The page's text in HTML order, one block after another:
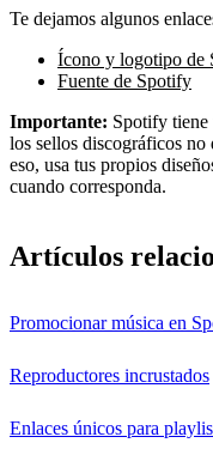
Te dejamos algunos
Ícono y logotipo de
Fuente de Spotify
Importante: Spotify tiene
los sellos discográficos no
eso, usa tus propios
cuando corresponda.
Artículos
Promocionar música en
Reproductores incrustados
Enlaces únicos para